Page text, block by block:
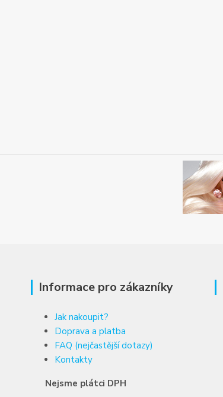
Informace pro zákazníky
Jak nakoupit?
Doprava a platba
FAQ (nejčastější dotazy)
Kontakty
Nejsme plátci DPH